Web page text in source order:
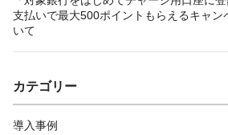
支払いで最大500ポイントもらえるキャン
いて
カテゴリー
導入事例